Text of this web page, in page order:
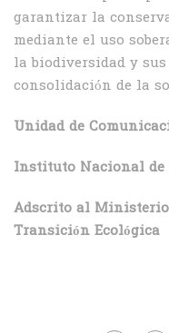
garantizar la
mediante el uso
la biodiversidad y
consolidación de la
Unidad de
Instituto Nacional de
Adscrito al
Transición Ecológica